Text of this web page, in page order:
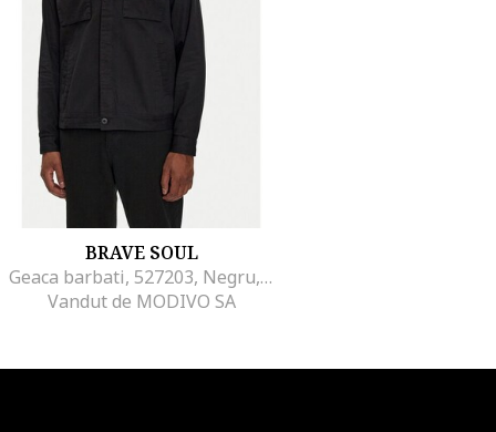
BRAVE SOUL
Geaca barbati, 527203, Negru, Bumbac
Vandut de MODIVO SA